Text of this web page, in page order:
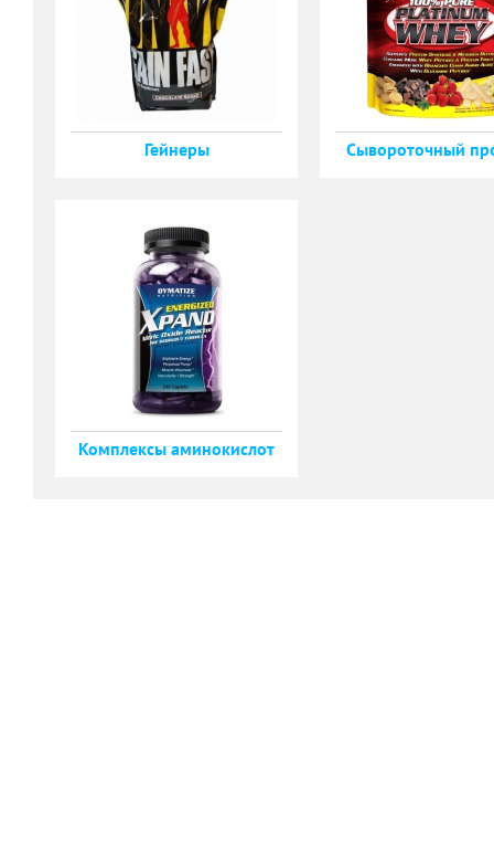
Гейнеры Сывороточный
Комплексы аминокислот